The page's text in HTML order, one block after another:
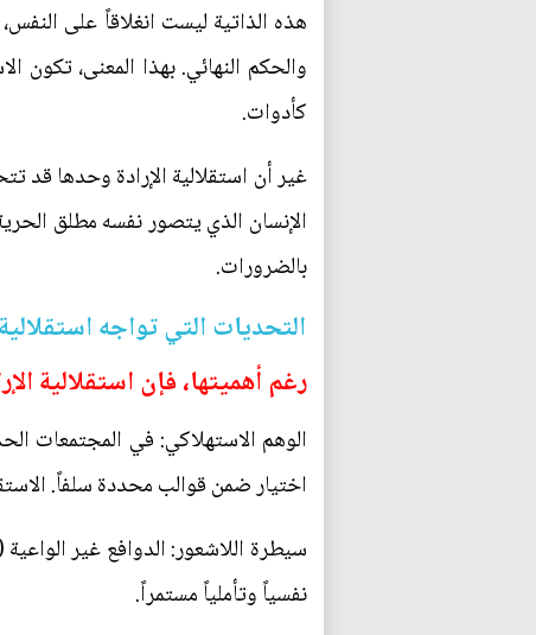
هذه الذاتية ليست انغلاقاً على
والحكم النهائي. بهذا المعنى، تكون
كأدوات.
غير أن استقلالية الإرادة وحدها قد
الإنسان الذي يتصور نفسه مطلق
بالضرورات.
التحديات التي تواجه استقلالية
رغم أهميتها، فإن استقلالية
الوهم الاستهلاكي: في المجتمعات
اختيار ضمن قوالب محددة سلفاً.
سيطرة اللاشعور: الدوافع غير
نفسياً وتأملياً مستمراً.